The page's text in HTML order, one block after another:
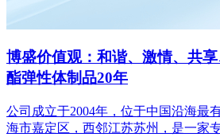
博盛价值观：和谐、激情、共
酯弹性体制品20年
公司成立于2004年，位于中国沿海最
海市嘉定区，西邻江苏苏州，是一家